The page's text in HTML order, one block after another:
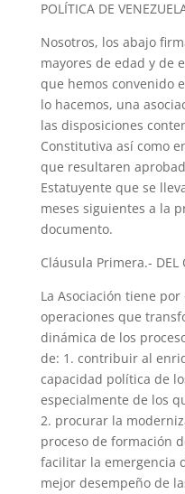
POLÍTICA DE
Nosotros, los abajo
mayores de edad y de
que hemos convenido
lo hacemos, una
las disposiciones
Constitutiva así como
que resultaren
Estatuyente que se
meses siguientes a la
documento.
Cláusula Primera.- DEL
La Asociación tiene
operaciones que
dinámica de los
de: 1. contribuir al
capacidad política de
especialmente de los
2. procurar la
proceso de formación
facilitar la emergencia
mejor desempeño de